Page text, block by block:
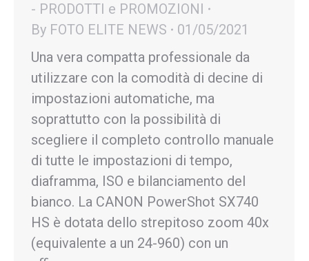
- PRODOTTI e PROMOZIONI
By FOTO ELITE NEWS
01/05/2021
Una vera compatta professionale da
utilizzare con la comodità di decine di
impostazioni automatiche, ma
soprattutto con la possibilità di
scegliere il completo controllo manuale
di tutte le impostazioni di tempo,
diaframma, ISO e bilanciamento del
bianco. La CANON PowerShot SX740
HS è dotata dello strepitoso zoom 40x
(equivalente a un 24-960) con un